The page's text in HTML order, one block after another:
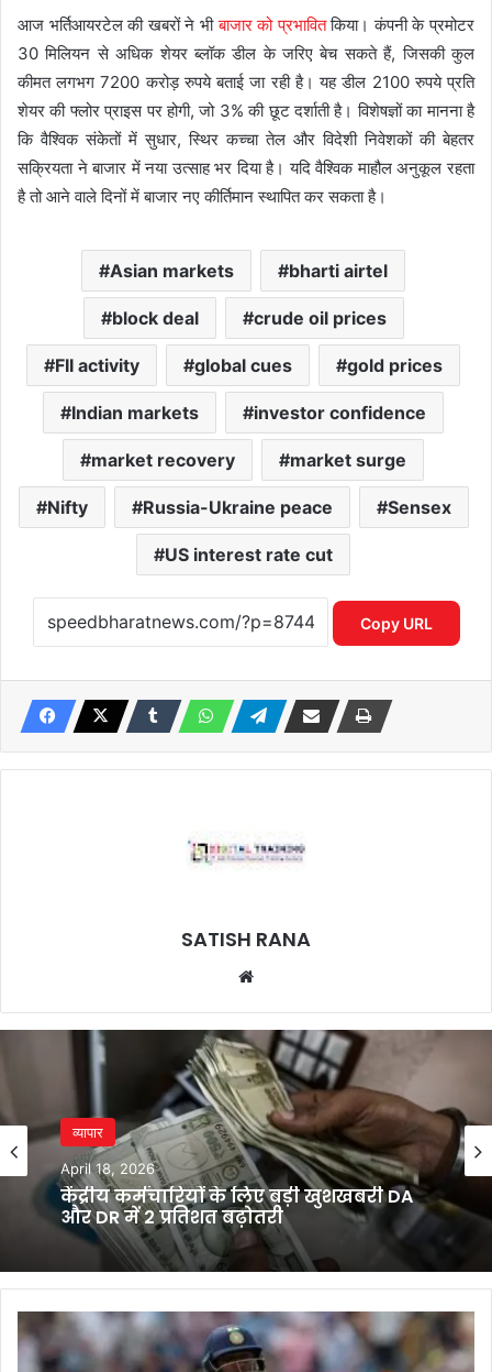
आज भर्तिआयरटेल की खबरों ने भीबाजार को प्रभावितकिया। कंपनी के प्रमोटर
30 मिलियन से अधिक शेयर ब्लॉक डील के जरिए बेच सकते हैं, जिसकी कुल
कीमत लगभग 7200 करोड़ रुपये बताई जा रही है। यह डील 2100 रुपये प्रति
शेयर की फ्लोर प्राइस पर होगी, जो 3% की छूट दर्शाती है। विशेषज्ञों का मानना है
कि वैश्विक संकेतों में सुधार, स्थिर कच्चा तेल और विदेशी निवेशकों की बेहतर
सक्रियता ने बाजार में नया उत्साह भर दिया है। यदि वैश्विक माहौल अनुकूल रहता
है तो आने वाले दिनों में बाजार नए कीर्तिमान स्थापित कर सकता है।
Asian markets bharti airtel
block deal crude oil prices
FII activity global cues gold prices
Indian markets investor confidence
market recovery market surge
Nifty Russia-Ukraine peace Sensex
US interest rate cut
Copy URL
SATISH RANA
व्यापार
April 18, 2026
केंद्रीय कर्मचारियों के लिए बड़ी खुशखबरी DA
और DR में 2 प्रतिशत बढ़ोतरी
साई
सुदर्शन